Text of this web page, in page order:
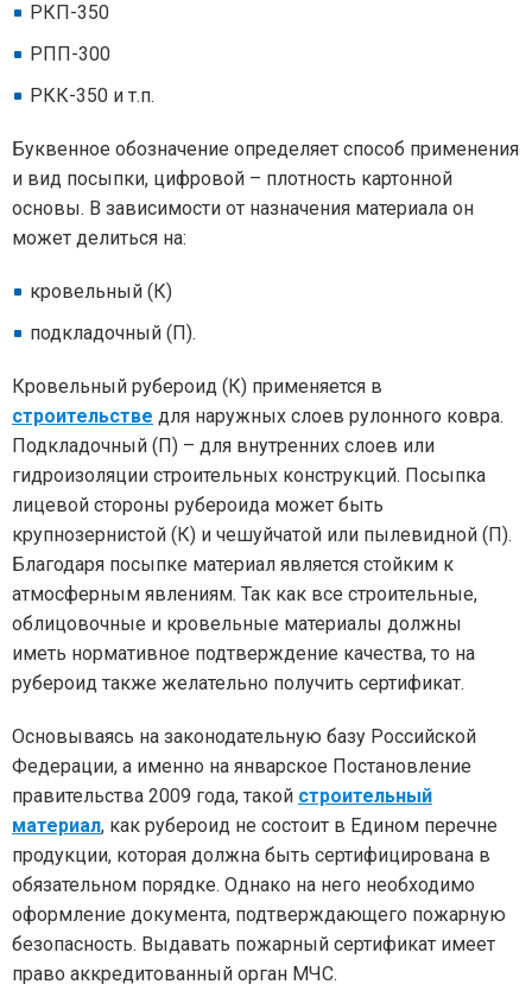
РКП-350
РПП-300
РКК-350 и т.п.
Буквенное обозначение определяет способ применения
и вид посыпки, цифровой – плотность картонной
основы. В зависимости от назначения материала он
может делиться на:
кровельный (К)
подкладочный (П).
Кровельный рубероид (К) применяется в
строительстве для наружных слоев рулонного ковра.
Подкладочный (П) – для внутренних слоев или
гидроизоляции строительных конструкций. Посыпка
лицевой стороны рубероида может быть
крупнозернистой (К) и чешуйчатой или пылевидной (П).
Благодаря посыпке материал является стойким к
атмосферным явлениям. Так как все строительные,
облицовочные и кровельные материалы должны
иметь нормативное подтверждение качества, то на
рубероид также желательно получить сертификат.
Основываясь на законодательную базу Российской
Федерации, а именно на январское Постановление
правительства 2009 года, такой строительный
материал, как рубероид не состоит в Едином перечне
продукции, которая должна быть сертифицирована в
обязательном порядке. Однако на него необходимо
оформление документа, подтверждающего пожарную
безопасность. Выдавать пожарный сертификат имеет
право аккредитованный орган МЧС.